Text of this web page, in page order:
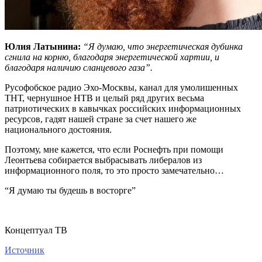
Юлия Латынина: “Я думаю, что энергетическая дубинка
сгнила на корню, благодаря энергетической хартии, и
благодаря наличию сланцевого газа”.
Русофобское радио Эхо-Москвы, канал для умолишенных
ТНТ, чернушное НТВ и целый ряд других весьма
патриотических в кавычках российских информационных
ресурсов, гадят нашей стране за счет нашего же
национального достояния.
Поэтому, мне кажется, что если Роснефть при помощи
Леонтьева собирается выбрасывать либералов из
информационного поля, то это просто замечательно…
“Я думаю ты будешь в восторге”
Концептуал ТВ
Источник